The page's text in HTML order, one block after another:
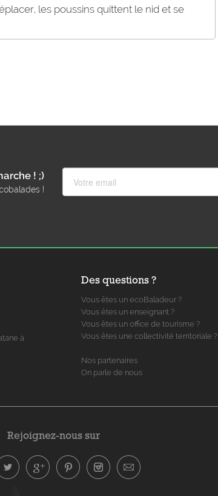
les poussins quittent le nid et se
! ;)
!
à
Des questions ?
Vous êtes un ecoBaladeur ?
Vous êtes un enseignant ?
Vous êtes un office de tourisme ?
Vous êtes une collectivité territoriale ?
Nos partenaires
On parle de nous
Rejoignez-nous sur